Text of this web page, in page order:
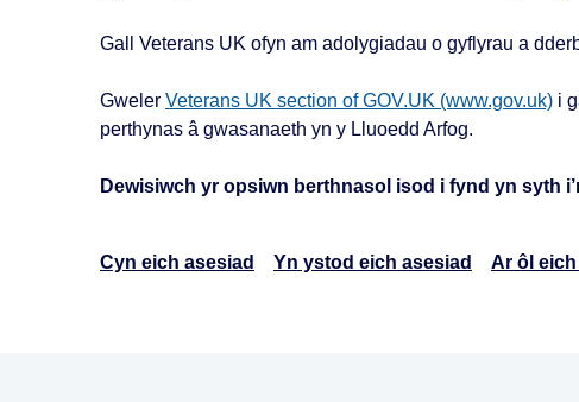
Gall Veterans UK ofyn am adolygiadau o gyflyrau a
Gweler Veterans UK section of GOV.UK (www.gov.uk) i
perthynas â gwasanaeth yn y Lluoedd Arfog.
Dewisiwch yr opsiwn berthnasol isod i fynd yn syth
Cyn eich asesiad Yn ystod eich asesiad Ar ôl eich